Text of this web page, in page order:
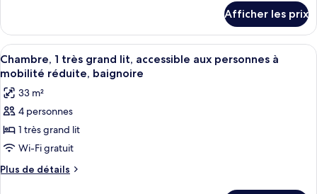
Chambre,
grands
lits
Chambre,
grands
lits
Afficher les prix
Afficher
toutes
les
photos
pour
ce
type
de
Une chambre d’hôtel avec un lit, un
4
Chambre, 1 très grand lit, accessible aux personnes à
mobilité réduite, baignoire
33 m²
4 personnes
1 très grand lit
Wi-Fi gratuit
Plus de détails
Plus